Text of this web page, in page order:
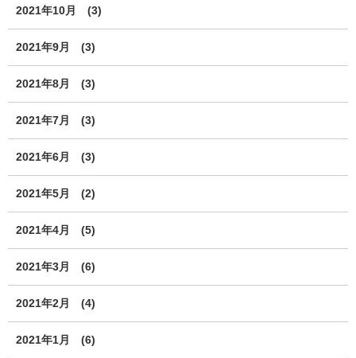
2021年10月 (3)
2021年9月 (3)
2021年8月 (3)
2021年7月 (3)
2021年6月 (3)
2021年5月 (2)
2021年4月 (5)
2021年3月 (6)
2021年2月 (4)
2021年1月 (6)